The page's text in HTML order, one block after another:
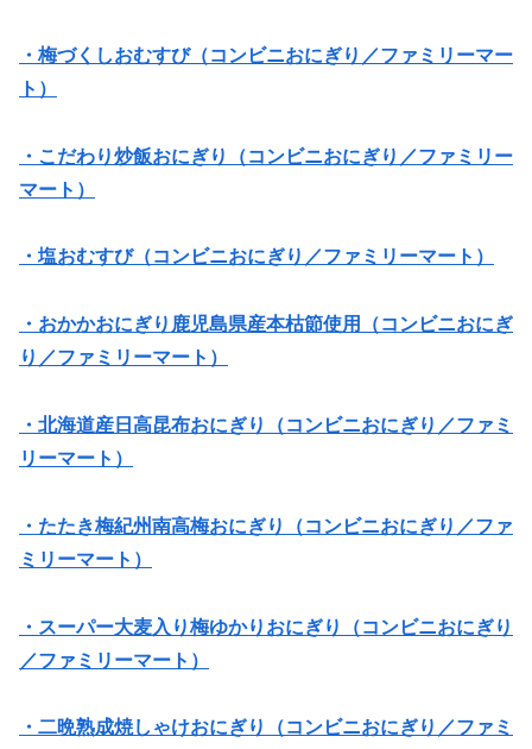
・梅づくしおむすび（コンビニおにぎり／ファミリーマー
ト）
・こだわり炒飯おにぎり（コンビニおにぎり／ファミリー
マート）
・塩おむすび（コンビニおにぎり／ファミリーマート）
・おかかおにぎり鹿児島県産本枯節使用（コンビニおにぎ
り／ファミリーマート）
・北海道産日高昆布おにぎり（コンビニおにぎり／ファミ
リーマート）
・たたき梅紀州南高梅おにぎり（コンビニおにぎり／ファ
ミリーマート）
・スーパー大麦入り梅ゆかりおにぎり（コンビニおにぎり
／ファミリーマート）
・二晩熟成焼しゃけおにぎり（コンビニおにぎり／ファミ